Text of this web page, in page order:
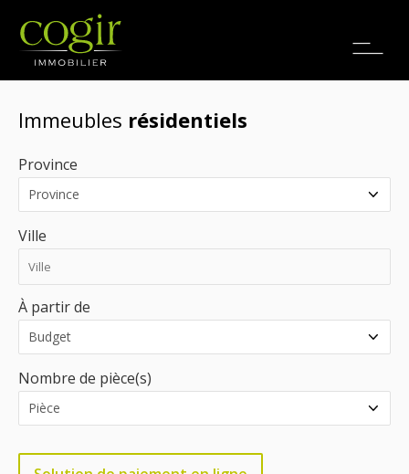
Emplois
Immeubles résidentiels
Province
Ville
À partir de
Nombre de pièce(s)